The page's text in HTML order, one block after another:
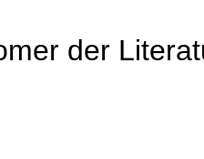
der